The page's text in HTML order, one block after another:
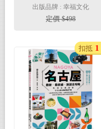
身心淨化之旅
出版品牌 : 幸福文化
定價 $498
扣抵 1